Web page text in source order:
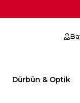
Dürbün & Optik